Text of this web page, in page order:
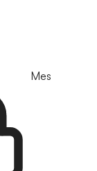
Mes